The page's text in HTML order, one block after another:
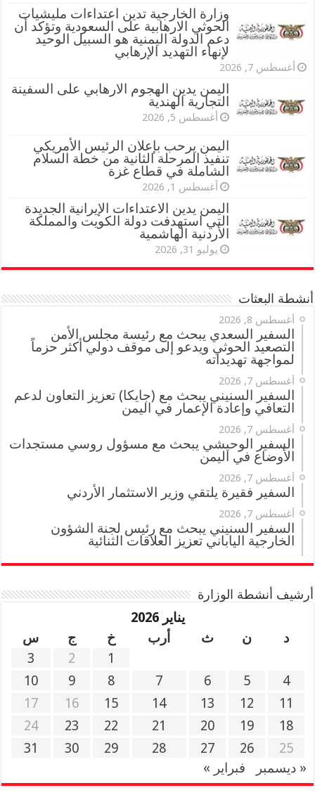
وزارة الخارجية تدين اعتداءات مليشيات
الحوثي الارهابية على السعودية وتؤكد أن
دعم الدولة اليمنية هو السبيل الوحيد
لإنهاء التهديد الإرهابي
أغسطس 7, 2026
اليمن يدين الهجوم الارهابي على السفينة
التجارية الهندية
أغسطس 5, 2026
اليمن يرحب بإعلان الرئيس الأمريكي
تنفيذ المرحلة الثانية من خطة السلام
الشاملة في قطاع غزة
أغسطس 1, 2026
اليمن يدين الاعتداءات الإيرانية الجديدة
التي استهدفت دولة الكويت والمملكة
الأردنية الهاشمية
يوليو 31, 2026
أنشطة البعثات
أغسطس 8, 2026
السفير السعدي يبحث مع رئيسة مجلس الأمن
التصعيد الحوثي ويدعو إلى موقف دولي أكثر حزماً
لمواجهة تهديداته
أغسطس 7, 2026
السفير السنيني يبحث مع (جايكا) تعزيز التعاون لدعم
التعافي وإعادة الإعمار في اليمن
أغسطس 7, 2026
السفير الوحيشي يبحث مع مسؤول روسي مستجدات
الأوضاع في اليمن
أغسطس 7, 2026
السفير فقيرة يلتقي وزير الاستثمار الأردني
أغسطس 7, 2026
السفير السنيني يبحث مع رئيس لجنة الشؤون
الخارجية الياباني تعزيز العلاقات الثنائية
أرشيف أنشطة الوزارة
يناير 2026
د
ن ث أرب خ ج
س
1
2
3
4
5
6
7
8
9
10
11
12
13
14
15
16
17
18
19
20
21
22
23
24
25
26
27
28
29
30
31
« ديسمبر
فبراير »